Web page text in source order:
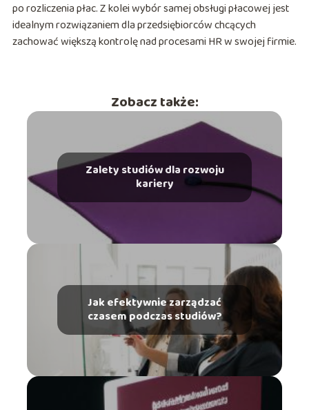
po rozliczenia płac. Z kolei wybór samej obsługi płacowej jest
idealnym rozwiązaniem dla przedsiębiorców chcących
zachować większą kontrolę nad procesami HR w swojej firmie.
Zobacz także:
Zalety studiów dla rozwoju
kariery
Jak efektywnie zarządzać
czasem podczas studiów?